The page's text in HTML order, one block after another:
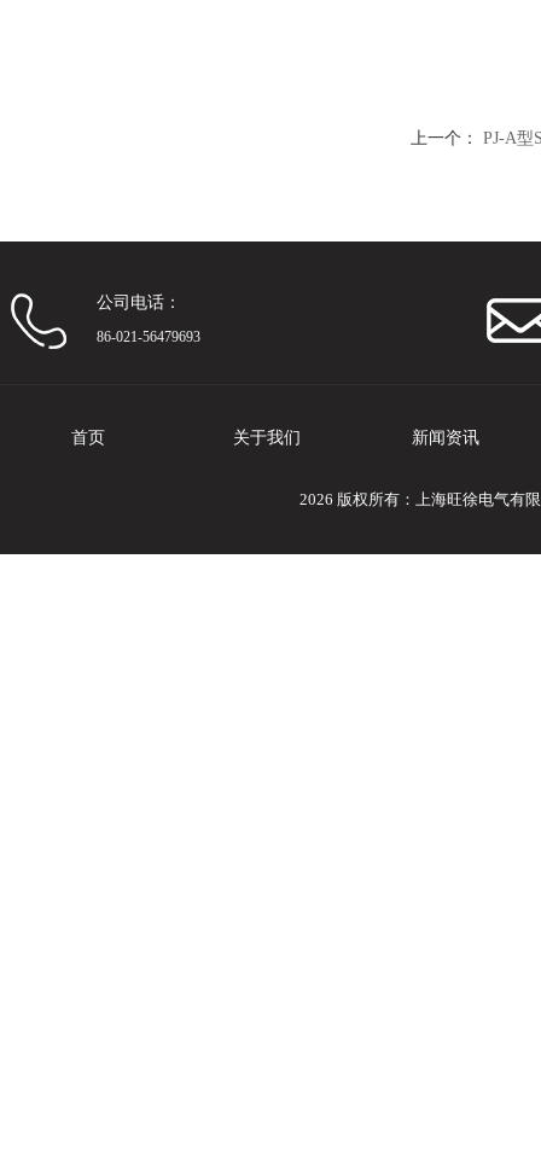
上一个： PJ-A型
公司电话：
86-021-56479693
首页 关于我们 新闻资讯
2026 版权所有：上海旺徐电气有